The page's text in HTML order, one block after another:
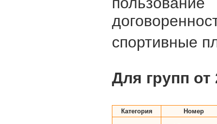
спортивные
Для групп от
Категория Номер